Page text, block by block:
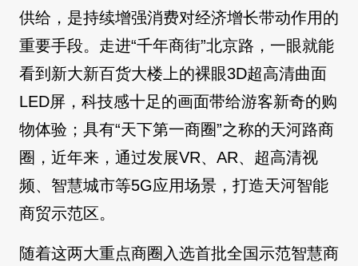
供给，是持续增强消费对经济增长带动作用的
重要手段。走进“千年商街”北京路，一眼就能
看到新大新百货大楼上的裸眼3D超高清曲面
LED屏，科技感十足的画面带给游客新奇的购
物体验；具有“天下第一商圈”之称的天河路商
圈，近年来，通过发展VR、AR、超高清视
频、智慧城市等5G应用场景，打造天河智能
商贸示范区。
随着这两大重点商圈入选首批全国示范智慧商